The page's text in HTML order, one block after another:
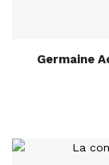
Germaine